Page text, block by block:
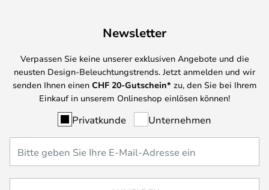
Newsletter
Verpassen Sie keine unserer exklusiven Angebote und die
neusten Design-Beleuchtungstrends. Jetzt anmelden und wir
senden Ihnen einen CHF 20-Gutschein* zu, den Sie bei Ihrem
Einkauf in unserem Onlineshop einlösen können!
Privatkunde Unternehmen